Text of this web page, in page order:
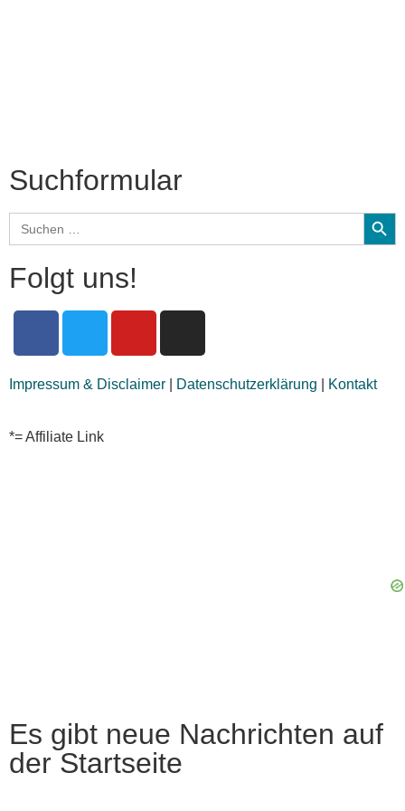
Suchformular
Search
for:
Folgt uns!
Impressum & Disclaimer Datenschutzerklärung Kontakt
*= Affiliate Link
Es gibt neue Nachrichten auf
der Startseite